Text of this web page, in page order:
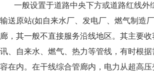
一般设置于道路中央下方或道路红线外
输送原站(如自来水厂、发电厂、燃气制造厂
廊，其一般不直接服务沿线地区。其主要
讯、自来水、燃气、热力等管线，有时根
容在内。在干线综合管廊内，电力从超高